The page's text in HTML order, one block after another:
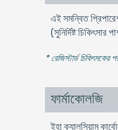
এই সমন্বিত
(সুনির্দিষ্ট
* রেজিস্টার্ড
ফার্মাকোলজি
ইহা ক্যালসিয়াম